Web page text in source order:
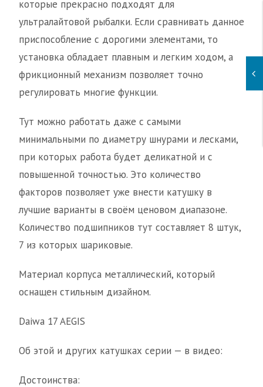
которые прекрасно подходят для
ультралайтовой рыбалки. Если сравнивать данное
приспособление с дорогими элементами, то
установка обладает плавным и легким ходом, а
фрикционный механизм позволяет точно
регулировать многие функции.
Тут можно работать даже с самыми
минимальными по диаметру шнурами и лесками,
при которых работа будет деликатной и с
повышенной точностью. Это количество
факторов позволяет уже внести катушку в
лучшие варианты в своём ценовом диапазоне.
Количество подшипников тут составляет 8 штук,
7 из которых шариковые.
Материал корпуса металлический, который
оснащен стильным дизайном.
Daiwa 17 AEGIS
Об этой и других катушках серии — в видео:
Достоинства: